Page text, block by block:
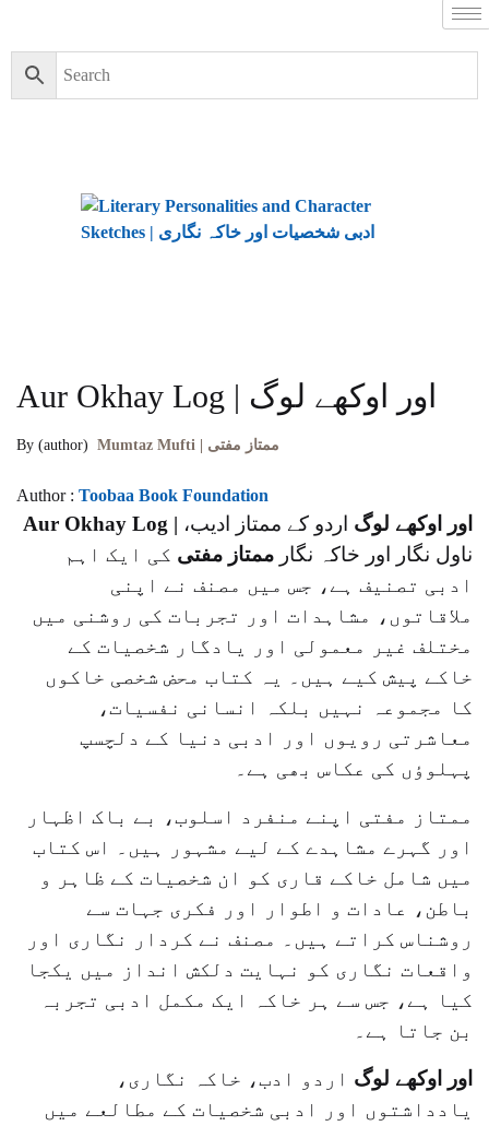
Aur Okhay Log | اور اوکھے لوگ
By (author) Mumtaz Mufti | ممتاز مفتی
Author : Toobaa Book Foundation
Aur Okhay Log | اور اوکھے لوگ اردو کے ممتاز ادیب،
ناول نگار اور خاکہ نگار ممتاز مفتی کی ایک اہم
ادبی تصنیف ہے، جس میں مصنف نے اپنی
ملاقاتوں، مشاہدات اور تجربات کی روشنی میں
مختلف غیر معمولی اور یادگار شخصیات کے
خاکے پیش کیے ہیں۔ یہ کتاب محض شخصی خاکوں
کا مجموعہ نہیں بلکہ انسانی نفسیات،
معاشرتی رویوں اور ادبی دنیا کے دلچسپ
پہلوؤں کی عکاس بھی ہے۔
ممتاز مفتی اپنے منفرد اسلوب، بے باک اظہار
اور گہرے مشاہدے کے لیے مشہور ہیں۔ اس کتاب
میں شامل خاکے قاری کو ان شخصیات کے ظاہر و
باطن، عادات و اطوار اور فکری جہات سے
روشناس کراتے ہیں۔ مصنف نے کردار نگاری اور
واقعات نگاری کو نہایت دلکش انداز میں یکجا
کیا ہے، جس سے ہر خاکہ ایک مکمل ادبی تجربہ
بن جاتا ہے۔
اور اوکھے لوگ اردو ادب، خاکہ نگاری،
یادداشتوں اور ادبی شخصیات کے مطالعے میں